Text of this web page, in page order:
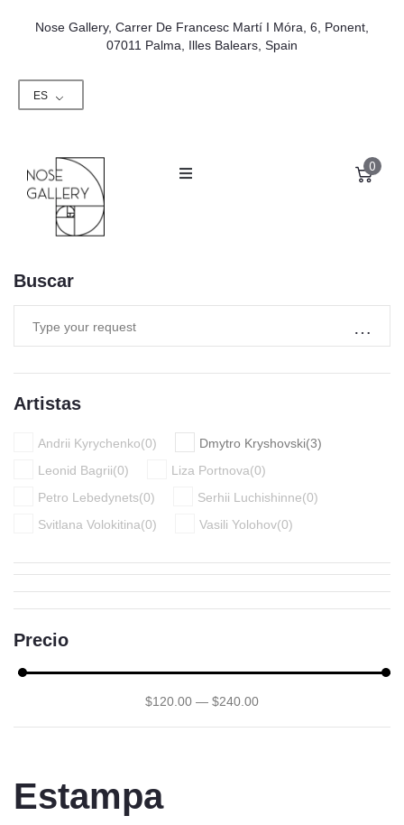
Nose Gallery, Carrer De Francesc Martí I Móra, 6, Ponent,
07011 Palma, Illes Balears, Spain
ES
0
Buscar
Artistas
Andrii Kyrychenko(0) Dmytro Kryshovski(3)
Leonid Bagrii(0) Liza Portnova(0)
Petro Lebedynets(0) Serhii Luchishinne(0)
Svitlana Volokitina(0) Vasili Yolohov(0)
Precio
$120 .00 — $240 .00
Estampa